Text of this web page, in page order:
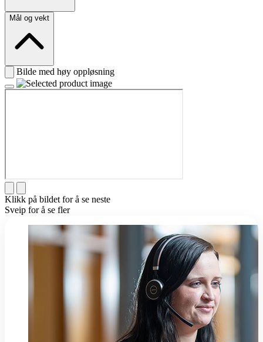
Mål og vekt
Bilde med høy oppløsning
Klikk på bildet for å se neste
Sveip for å se fler